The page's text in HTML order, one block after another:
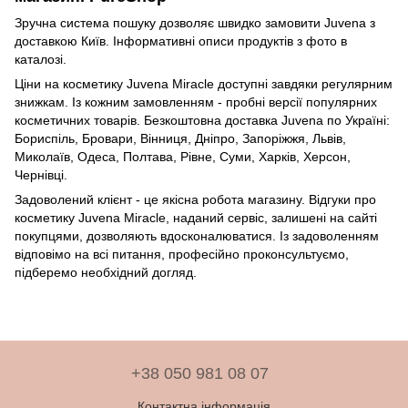
Зручна система пошуку дозволяє швидко замовити Juvena з
доставкою Київ. Інформативні описи продуктів з фото в
каталозі.
Ціни на косметику Juvena Miracle доступні завдяки регулярним
знижкам. Із кожним замовленням - пробні версії популярних
косметичних товарів. Безкоштовна доставка Juvena по Україні:
Бориспіль, Бровари, Вінниця, Дніпро, Запоріжжя, Львів,
Миколаїв, Одеса, Полтава, Рівне, Суми, Харків, Херсон,
Чернівці.
Задоволений клієнт - це якісна робота магазину. Відгуки про
косметику Juvena Miracle, наданий сервіс, залишені на сайті
покупцями, дозволяють вдосконалюватися. Із задоволенням
відповімо на всі питання, професійно проконсультуємо,
підберемо необхідний догляд.
+38 050 981 08 07